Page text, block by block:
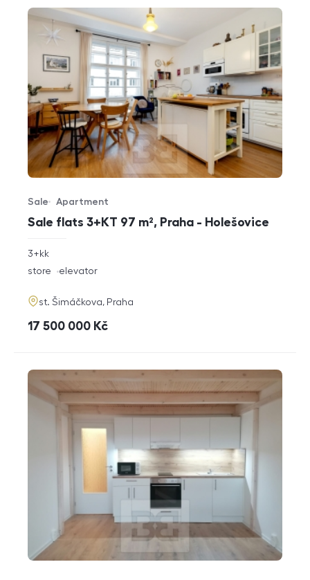
Sale flats 3+KT 97 m², Praha - Holešovice
Offer type
Sale
Property type
Apartment
rozměry
disposition
3+kk
funkce
store elevator
adresa
st. Šimáčkova, Praha
cena
17 500 000 Kč